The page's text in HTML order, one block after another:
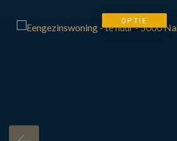
OPTIE